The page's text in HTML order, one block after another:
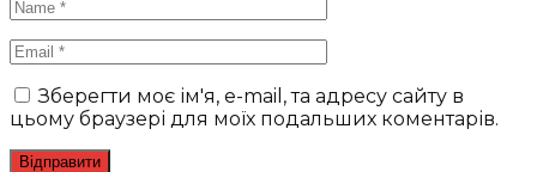
Зберегти моє ім'я, e-mail, та адресу сайту в
цьому браузері для моїх подальших коментарів.